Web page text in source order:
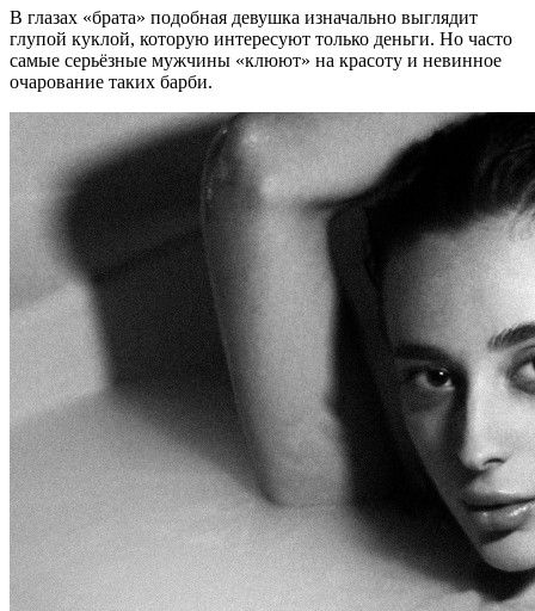
В глазах «брата» подобная девушка изначально выглядит
глупой куклой, которую интересуют только деньги. Но часто
самые серьёзные мужчины «клюют» на красоту и невинное
очарование таких барби.